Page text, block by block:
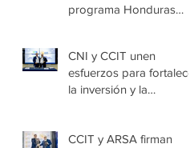
programa Honduras
CNI y CCIT unen
esfuerzos para
la inversión y la
CCIT y ARSA firman